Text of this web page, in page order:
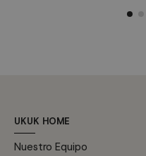
UKUK HOME
Nuestro Equipo